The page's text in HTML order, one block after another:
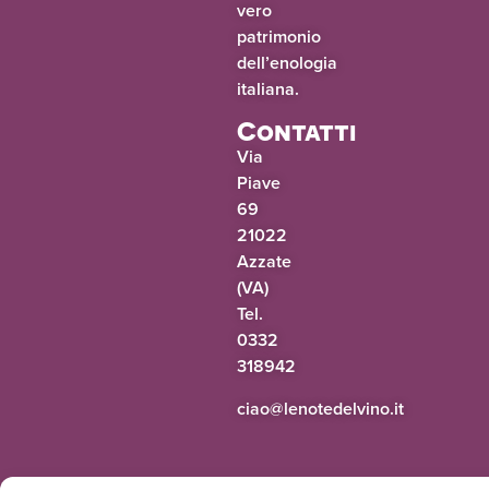
vero
patrimonio
dell’enologia
italiana.
Contatti
Via
Piave
69
21022
Azzate
(VA)
Tel.
0332
318942
ti.onivledetonel
@oaic